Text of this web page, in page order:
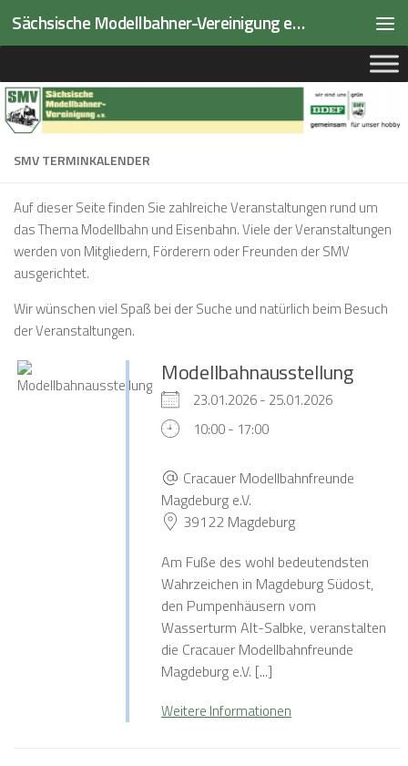
Zum Inhalt springen Sächsische Modellbahner-Vereinigung e.V.
SMV TERMINKALENDER
Auf dieser Seite finden Sie zahlreiche Veranstaltungen rund um
das Thema Modellbahn und Eisenbahn. Viele der Veranstaltungen
werden von Mitgliedern, Förderern oder Freunden der SMV
ausgerichtet.
Wir wünschen viel Spaß bei der Suche und natürlich beim Besuch
der Veranstaltungen.
Modellbahnausstellung
23.01.2026 - 25.01.2026
10:00 - 17:00
Cracauer Modellbahnfreunde
Magdeburg e.V.
39122 Magdeburg
Am Fuße des wohl bedeutendsten
Wahrzeichen in Magdeburg Südost,
den Pumpenhäusern vom
Wasserturm Alt-Salbke, veranstalten
die Cracauer Modellbahnfreunde
Magdeburg e.V. [...]
Weitere Informationen